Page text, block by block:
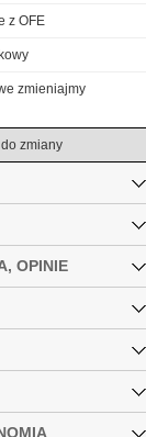
z OFE
zmieniajmy
zmiany
OPINIE